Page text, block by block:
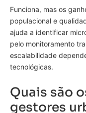
Funciona, mas os
populacional e
ajuda a identificar
pelo monitoramento
escalabilidade
tecnológicas.
Quais são
gestores